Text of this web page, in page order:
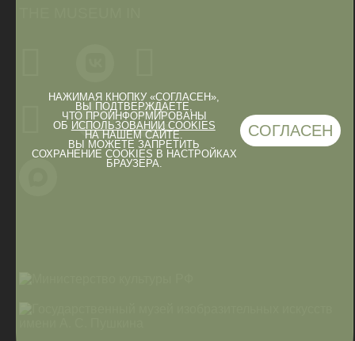
НАЖИМАЯ КНОПКУ «СОГЛАСЕН»,
ВЫ ПОДТВЕРЖДАЕТЕ,
ЧТО ПРОИНФОРМИРОВАНЫ
ОБ ИСПОЛЬЗОВАНИИ COOKIES
НА НАШЕМ САЙТЕ.
ВЫ МОЖЕТЕ ЗАПРЕТИТЬ
СОХРАНЕНИЕ COOKIES В НАСТРОЙКАХ
БРАУЗЕРА.
СОГЛАСЕН